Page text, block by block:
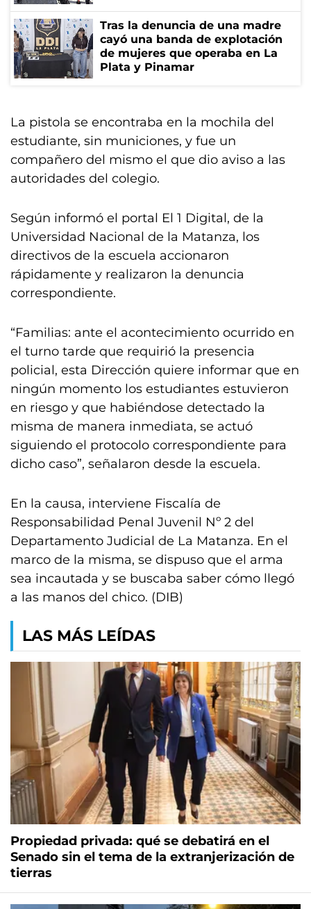
Tras la denuncia de una madre
cayó una banda de explotación
de mujeres que operaba en La
Plata y Pinamar
La pistola se encontraba en la mochila del
estudiante, sin municiones, y fue un
compañero del mismo el que dio aviso a las
autoridades del colegio.
Según informó el portal El 1 Digital, de la
Universidad Nacional de la Matanza, los
directivos de la escuela accionaron
rápidamente y realizaron la denuncia
correspondiente.
“Familias: ante el acontecimiento ocurrido en
el turno tarde que requirió la presencia
policial, esta Dirección quiere informar que en
ningún momento los estudiantes estuvieron
en riesgo y que habiéndose detectado la
misma de manera inmediata, se actuó
siguiendo el protocolo correspondiente para
dicho caso”, señalaron desde la escuela.
En la causa, interviene Fiscalía de
Responsabilidad Penal Juvenil Nº 2 del
Departamento Judicial de La Matanza. En el
marco de la misma, se dispuso que el arma
sea incautada y se buscaba saber cómo llegó
a las manos del chico. (DIB)
LAS MÁS LEÍDAS
Propiedad privada: qué se debatirá en el
Senado sin el tema de la extranjerización de
tierras